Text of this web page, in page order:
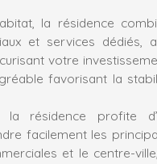
la résidence
et services dédiés,
votre
favorisant la
résidence profite
facilement les
et le centre-